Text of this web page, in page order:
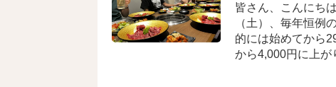
皆さん、こんにち
（土）、毎年恒例
的には始めてから
から4,000円に上